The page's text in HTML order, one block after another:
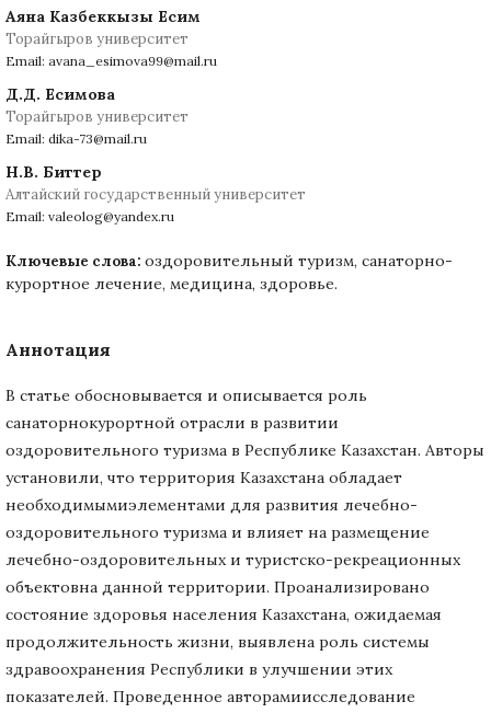
Аяна Казбеккызы Есим
Торайгыров университет
Email: avana_esimova99@mail.ru
Д.Д. Есимова
Торайгыров университет
Email: dika-73@mail.ru
Н.В. Биттер
Алтайский государственный университет
Email: valeolog@yandex.ru
Ключевые слова: оздоровительный туризм, санаторно-
курортное лечение, медицина, здоровье.
Аннотация
В статье обосновывается и описывается роль
санаторнокурортной отрасли в развитии
оздоровительного туризма в Республике Казахстан. Авторы
установили, что территория Казахстана обладает
необходимымиэлементами для развития лечебно-
оздоровительного туризма и влияет на размещение
лечебно-оздоровительных и туристско-рекреационных
объектовна данной территории. Проанализировано
состояние здоровья населения Казахстана, ожидаемая
продолжительность жизни, выявлена роль системы
здравоохранения Республики в улучшении этих
показателей. Проведенное авторамиисследование